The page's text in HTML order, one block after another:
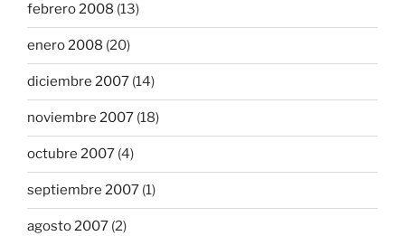
febrero 2008 (13)
enero 2008 (20)
diciembre 2007 (14)
noviembre 2007 (18)
octubre 2007 (4)
septiembre 2007 (1)
agosto 2007 (2)